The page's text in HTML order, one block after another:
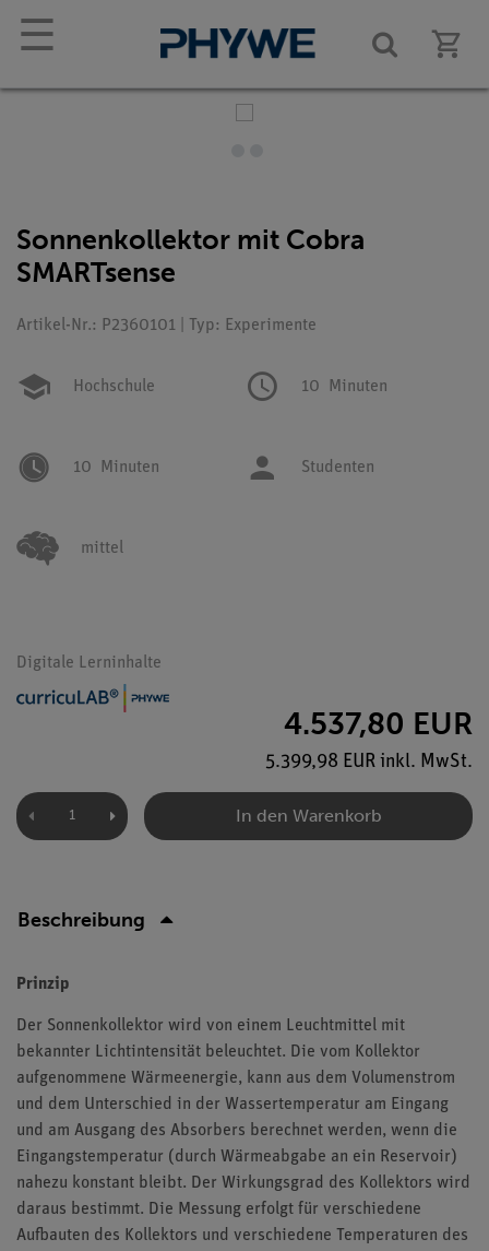
☰
Sonnenkollektor mit Cobra
SMARTsense
Artikel-Nr.: P2360101 | Typ: Experimente
Hochschule 10 Minuten
10 Minuten Studenten
mittel
Digitale Lerninhalte
4.537,80 EUR
5.399,98 EUR inkl. MwSt.
In den Warenkorb
Beschreibung
Prinzip
Der Sonnenkollektor wird von einem Leuchtmittel mit
bekannter Lichtintensität beleuchtet. Die vom Kollektor
aufgenommene Wärmeenergie, kann aus dem Volumenstrom
und dem Unterschied in der Wassertemperatur am Eingang
und am Ausgang des Absorbers berechnet werden, wenn die
Eingangstemperatur (durch Wärmeabgabe an ein Reservoir)
nahezu konstant bleibt. Der Wirkungsgrad des Kollektors wird
daraus bestimmt. Die Messung erfolgt für verschiedene
Aufbauten des Kollektors und verschiedene Temperaturen des